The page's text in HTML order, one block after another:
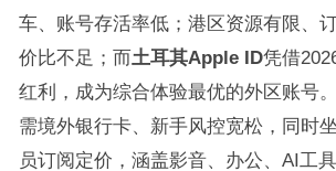
车、账号存活率低；港区资源有限、
价比不足；而土耳其Apple ID凭借
红利，成为综合体验最优的外区账号
需境外银行卡、新手风控宽松，同时
员订阅定价，涵盖影音、办公、AI工